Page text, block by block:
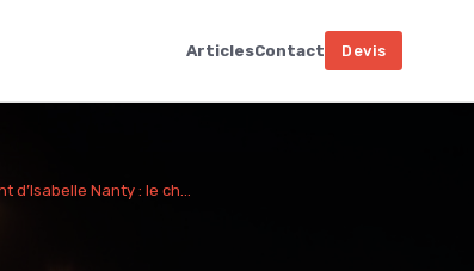
ArticlesContact Devis
d’Isabelle Nanty : le ch...